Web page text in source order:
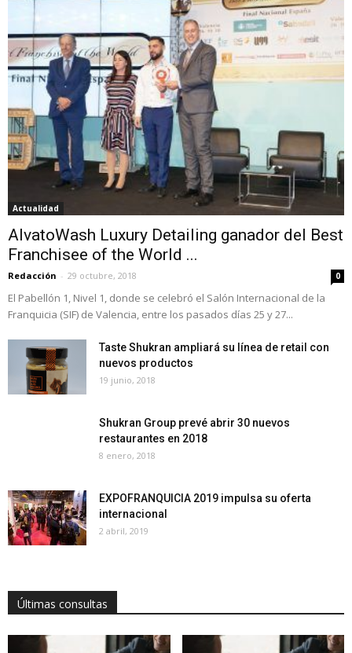
Actualidad
AlvatoWash Luxury Detailing ganador del Best
Franchisee of the World ...
Redacción - 29 octubre, 2018 0
El Pabellón 1, Nivel 1, donde se celebró el Salón Internacional de la
Franquicia (SIF) de Valencia, entre los pasados días 25 y 27...
Taste Shukran ampliará su línea de retail con
nuevos productos
19 junio, 2018
Shukran Group prevé abrir 30 nuevos
restaurantes en 2018
8 enero, 2018
EXPOFRANQUICIA 2019 impulsa su oferta
internacional
2 abril, 2019
Últimas consultas